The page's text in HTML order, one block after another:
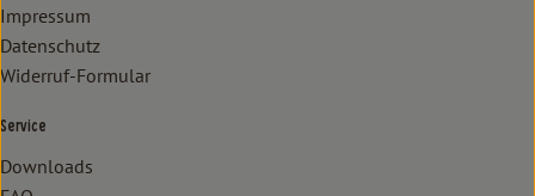
Impressum
Datenschutz
Widerruf-Formular
Service
Downloads